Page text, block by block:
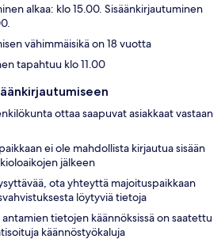
alkaa: klo 15.00. Sisäänkirjautuminen
vähimmäisikä on 18 vuotta
tapahtuu klo 11.00
ottaa saapuvat asiakkaat vastaan
ei ole mahdollista kirjautua sisään
jälkeen
ota yhteyttä majoituspaikkaan
löytyviä tietoja
tietojen käännöksissä on saatettu
käännöstyökaluja